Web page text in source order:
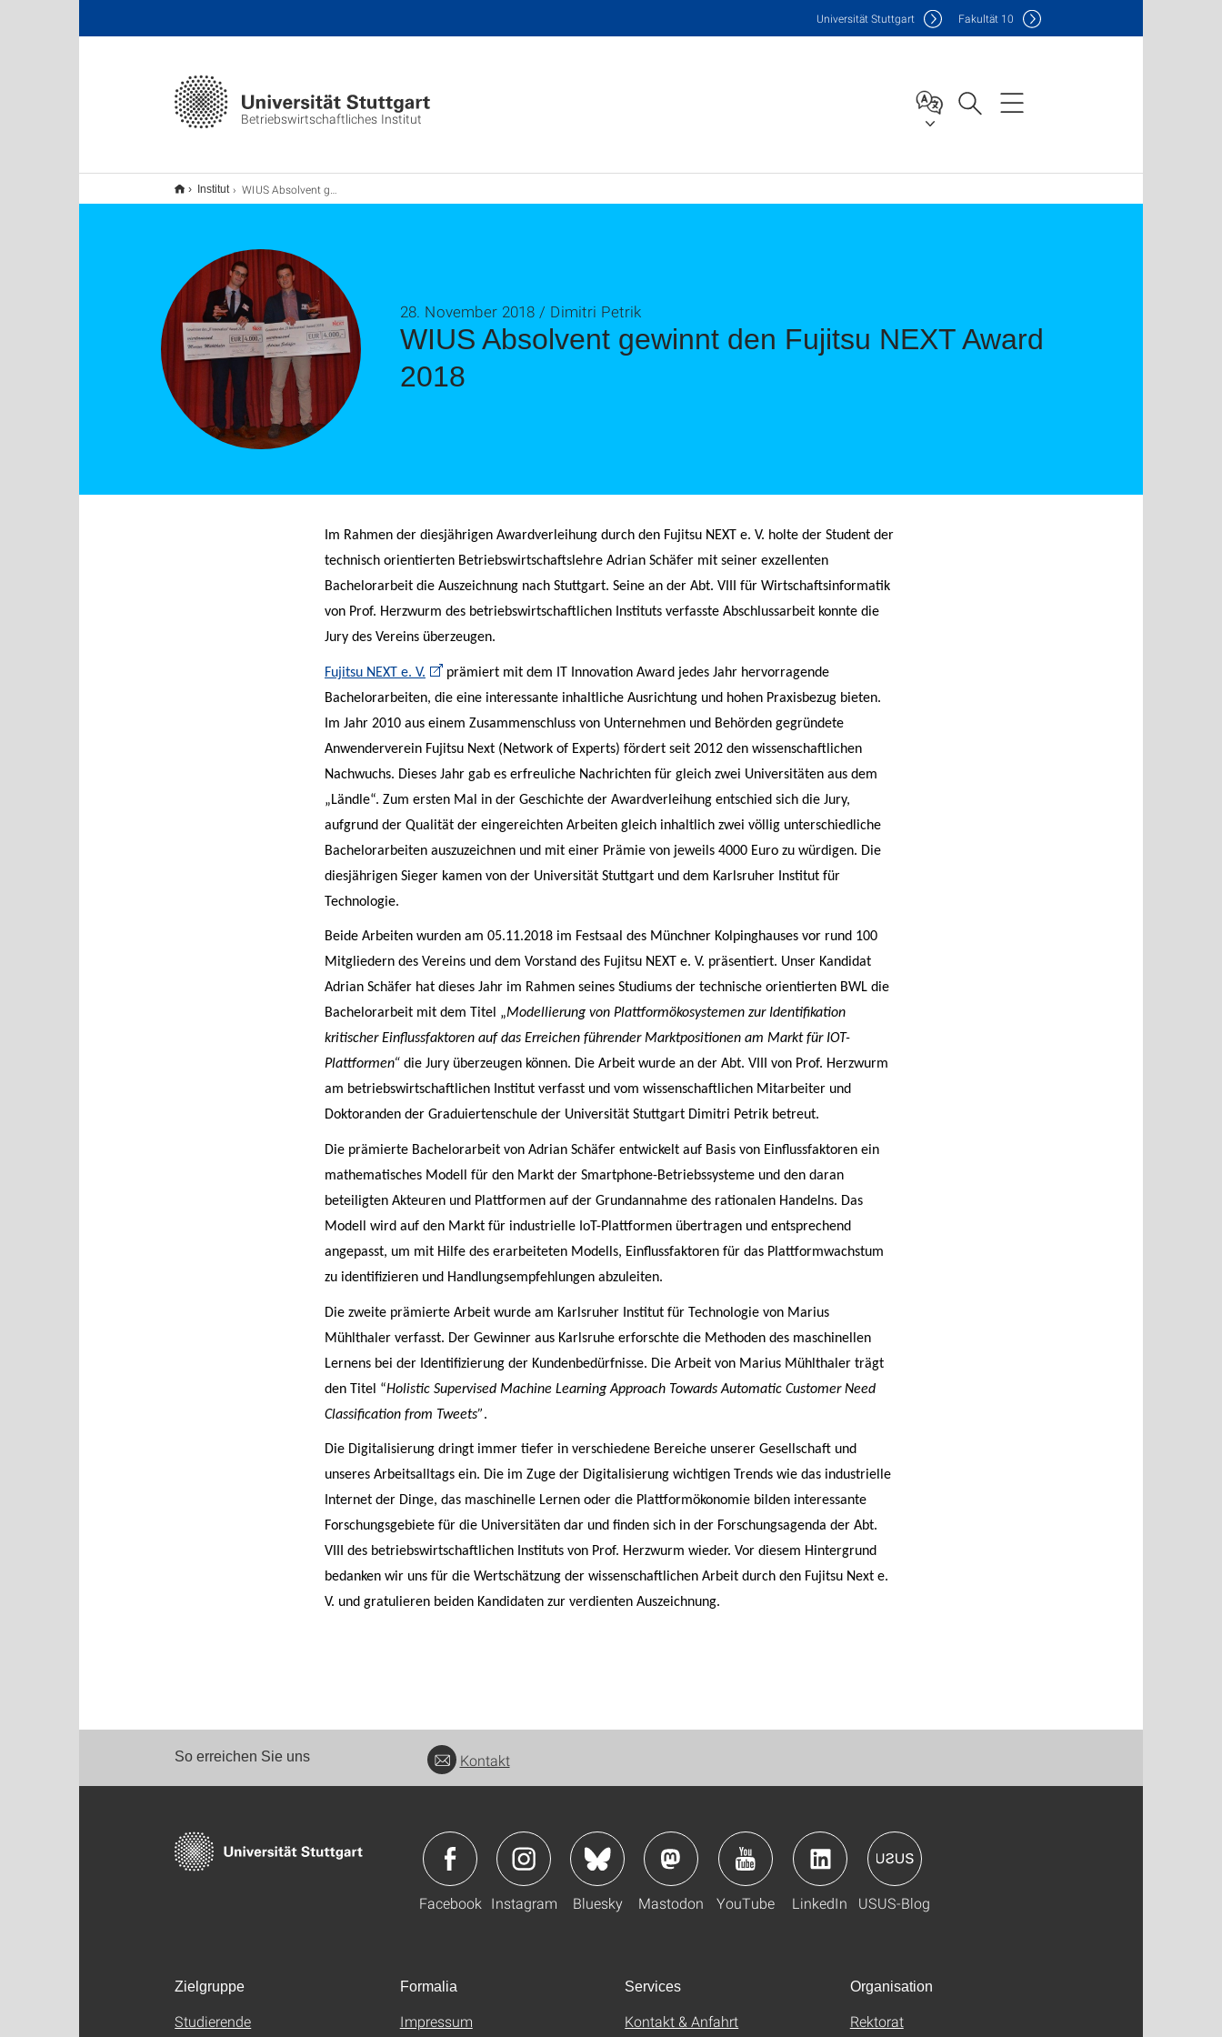
Betriebswirtschaftliches Institut
Universität Stuttgart Fakultät 10
Institut WIUS Absolvent gewinnt den Fujitsu NEXT Award 2018
WIUS Absolvent gewinnt den Fujitsu NEXT Award
2018
28. November 2018 / Dimitri Petrik
Im Rahmen der diesjährigen Awardverleihung durch den Fujitsu NEXT e. V. holte der Student der
technisch orientierten Betriebswirtschaftslehre Adrian Schäfer mit seiner exzellenten
Bachelorarbeit die Auszeichnung nach Stuttgart. Seine an der Abt. VIII für Wirtschaftsinformatik
von Prof. Herzwurm des betriebswirtschaftlichen Instituts verfasste Abschlussarbeit konnte die
Jury des Vereins überzeugen.
Fujitsu NEXT e. V.
prämiert mit dem IT Innovation Award jedes Jahr hervorragende
Bachelorarbeiten, die eine interessante inhaltliche Ausrichtung und hohen Praxisbezug bieten.
Im Jahr 2010 aus einem Zusammenschluss von Unternehmen und Behörden gegründete
Anwenderverein Fujitsu Next (Network of Experts) fördert seit 2012 den wissenschaftlichen
Nachwuchs. Dieses Jahr gab es erfreuliche Nachrichten für gleich zwei Universitäten aus dem
„Ländle“. Zum ersten Mal in der Geschichte der Awardverleihung entschied sich die Jury,
aufgrund der Qualität der eingereichten Arbeiten gleich inhaltlich zwei völlig unterschiedliche
Bachelorarbeiten auszuzeichnen und mit einer Prämie von jeweils 4000 Euro zu würdigen. Die
diesjährigen Sieger kamen von der Universität Stuttgart und dem Karlsruher Institut für
Technologie.
Beide Arbeiten wurden am 05.11.2018 im Festsaal des Münchner Kolpinghauses vor rund 100
Mitgliedern des Vereins und dem Vorstand des Fujitsu NEXT e. V. präsentiert. Unser Kandidat
Adrian Schäfer hat dieses Jahr im Rahmen seines Studiums der technische orientierten BWL die
Bachelorarbeit mit dem Titel „Modellierung von Plattformökosystemen zur Identifikation
kritischer Einflussfaktoren auf das Erreichen führender Marktpositionen am Markt für IOT-
Plattformen“ die Jury überzeugen können. Die Arbeit wurde an der Abt. VIII von Prof. Herzwurm
am betriebswirtschaftlichen Institut verfasst und vom wissenschaftlichen Mitarbeiter und
Doktoranden der Graduiertenschule der Universität Stuttgart Dimitri Petrik betreut.
Die prämierte Bachelorarbeit von Adrian Schäfer entwickelt auf Basis von Einflussfaktoren ein
mathematisches Modell für den Markt der Smartphone-Betriebssysteme und den daran
beteiligten Akteuren und Plattformen auf der Grundannahme des rationalen Handelns. Das
Modell wird auf den Markt für industrielle IoT-Plattformen übertragen und entsprechend
angepasst, um mit Hilfe des erarbeiteten Modells, Einflussfaktoren für das Plattformwachstum
zu identifizieren und Handlungsempfehlungen abzuleiten.
Die zweite prämierte Arbeit wurde am Karlsruher Institut für Technologie von Marius
Mühlthaler verfasst. Der Gewinner aus Karlsruhe erforschte die Methoden des maschinellen
Lernens bei der Identifizierung der Kundenbedürfnisse. Die Arbeit von Marius Mühlthaler trägt
den Titel “Holistic Supervised Machine Learning Approach Towards Automatic Customer Need
Classification from Tweets”.
Die Digitalisierung dringt immer tiefer in verschiedene Bereiche unserer Gesellschaft und
unseres Arbeitsalltags ein. Die im Zuge der Digitalisierung wichtigen Trends wie das industrielle
Internet der Dinge, das maschinelle Lernen oder die Plattformökonomie bilden interessante
Forschungsgebiete für die Universitäten dar und finden sich in der Forschungsagenda der Abt.
VIII des betriebswirtschaftlichen Instituts von Prof. Herzwurm wieder. Vor diesem Hintergrund
bedanken wir uns für die Wertschätzung der wissenschaftlichen Arbeit durch den Fujitsu Next e.
V. und gratulieren beiden Kandidaten zur verdienten Auszeichnung.
So erreichen Sie uns Kontakt
Facebook Instagram Bluesky Mastodon YouTube LinkedIn USUS-Blog
Zielgruppe
Studierende
Formalia
Impressum
Services
Kontakt & Anfahrt
Organisation
Rektorat